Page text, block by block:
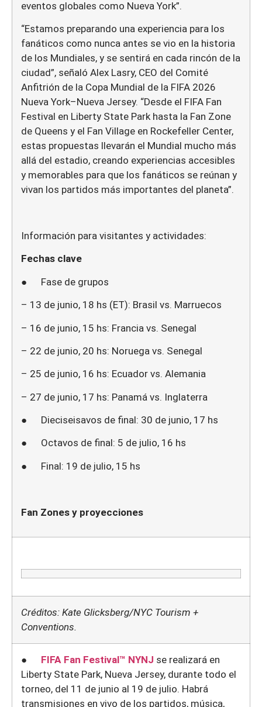
eventos globales como Nueva York”.
“Estamos preparando una experiencia para los
fanáticos como nunca antes se vio en la historia
de los Mundiales, y se sentirá en cada rincón de la
ciudad”, señaló Alex Lasry, CEO del Comité
Anfitrión de la Copa Mundial de la FIFA 2026
Nueva York–Nueva Jersey. “Desde el FIFA Fan
Festival en Liberty State Park hasta la Fan Zone
de Queens y el Fan Village en Rockefeller Center,
estas propuestas llevarán el Mundial mucho más
allá del estadio, creando experiencias accesibles
y memorables para que los fanáticos se reúnan y
vivan los partidos más importantes del planeta”.
Información para visitantes y actividades:
Fechas clave
● Fase de grupos
– 13 de junio, 18 hs (ET): Brasil vs. Marruecos
– 16 de junio, 15 hs: Francia vs. Senegal
– 22 de junio, 20 hs: Noruega vs. Senegal
– 25 de junio, 16 hs: Ecuador vs. Alemania
– 27 de junio, 17 hs: Panamá vs. Inglaterra
● Dieciseisavos de final: 30 de junio, 17 hs
● Octavos de final: 5 de julio, 16 hs
● Final: 19 de julio, 15 hs
Fan Zones y proyecciones
Créditos: Kate Glicksberg/NYC Tourism +
Conventions.
● FIFA Fan Festival™ NYNJ se realizará en
Liberty State Park, Nueva Jersey, durante todo el
torneo, del 11 de junio al 19 de julio. Habrá
transmisiones en vivo de los partidos, música,